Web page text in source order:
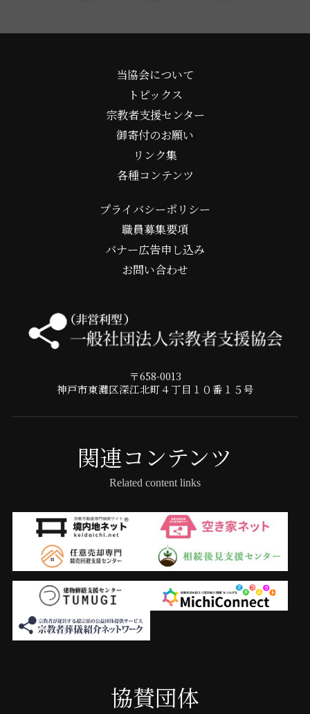
当協会について
トピックス
宗教者支援センター
御寄付のお願い
リンク集
各種コンテンツ
プライバシーポリシー
職員募集要項
バナー広告申し込み
お問い合わせ
〒658-0013
神戸市東灘区深江北町４丁目１０番１５号
関連コンテンツ
Related content links
協賛団体